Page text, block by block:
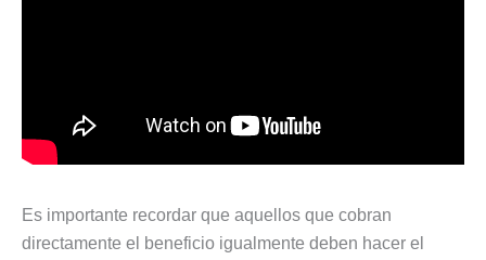
Es importante recordar que aquellos que cobran
directamente el beneficio igualmente deben hacer el